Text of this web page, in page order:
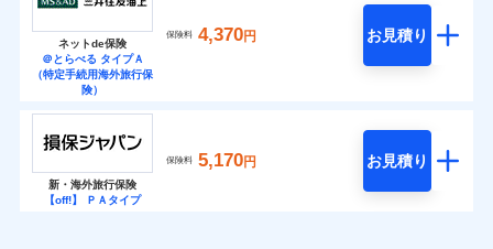
ネットde保険
＠とらべる タイプＡ
（特定手続用海外旅行保
険）
保険料 4,370円 お見積り
新・海外旅行保険
【off!】 ＰＡタイプ
保険料 5,170円 お見積り